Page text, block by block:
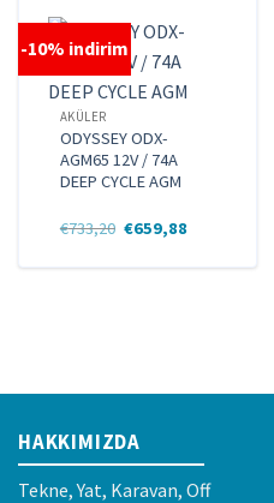
-10% indirim
AKÜLER
ODYSSEY ODX-
AGM65 12V / 74A
DEEP CYCLE AGM
€733,20 Orijinal
€659,88Şu
HAKKIMIZDA
Tekne, Yat, Karavan, Off